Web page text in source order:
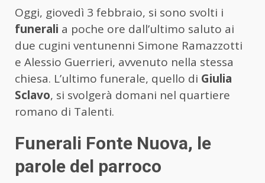
Oggi, giovedì 3 febbraio, si sono svolti i
funerali a poche ore dall’ultimo saluto ai
due cugini ventunenni Simone Ramazzotti
e Alessio Guerrieri, avvenuto nella stessa
chiesa. L’ultimo funerale, quello di Giulia
Sclavo, si svolgerà domani nel quartiere
romano di Talenti.
Funerali Fonte Nuova, le
parole del parroco